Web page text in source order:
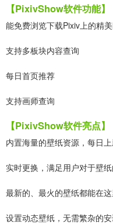
【PixivShow软件功能】
能免费浏览下载Pixiv上的精
支持多板块内容查询
每日首页推荐
支持画师查询
【PixivShow软件亮点】
内置海量的壁纸资源，每日
实时更换，满足用户对于壁
最新的、最火的壁纸都能在
设置动态壁纸，无需繁杂的